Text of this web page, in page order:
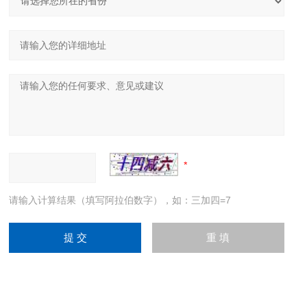
请输入计算结果（填写阿拉伯数字），如：三加四=7